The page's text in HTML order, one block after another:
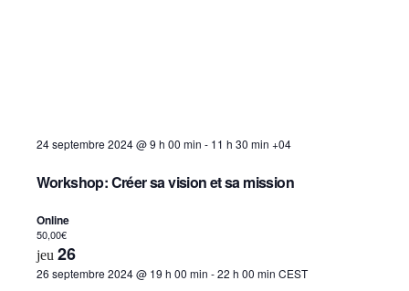
24 septembre 2024 @ 9 h 00 min - 11 h 30 min +04
Workshop: Créer sa vision et sa mission
Online
50,00€
jeu 26
26 septembre 2024 @ 19 h 00 min -22 h 00 min CEST